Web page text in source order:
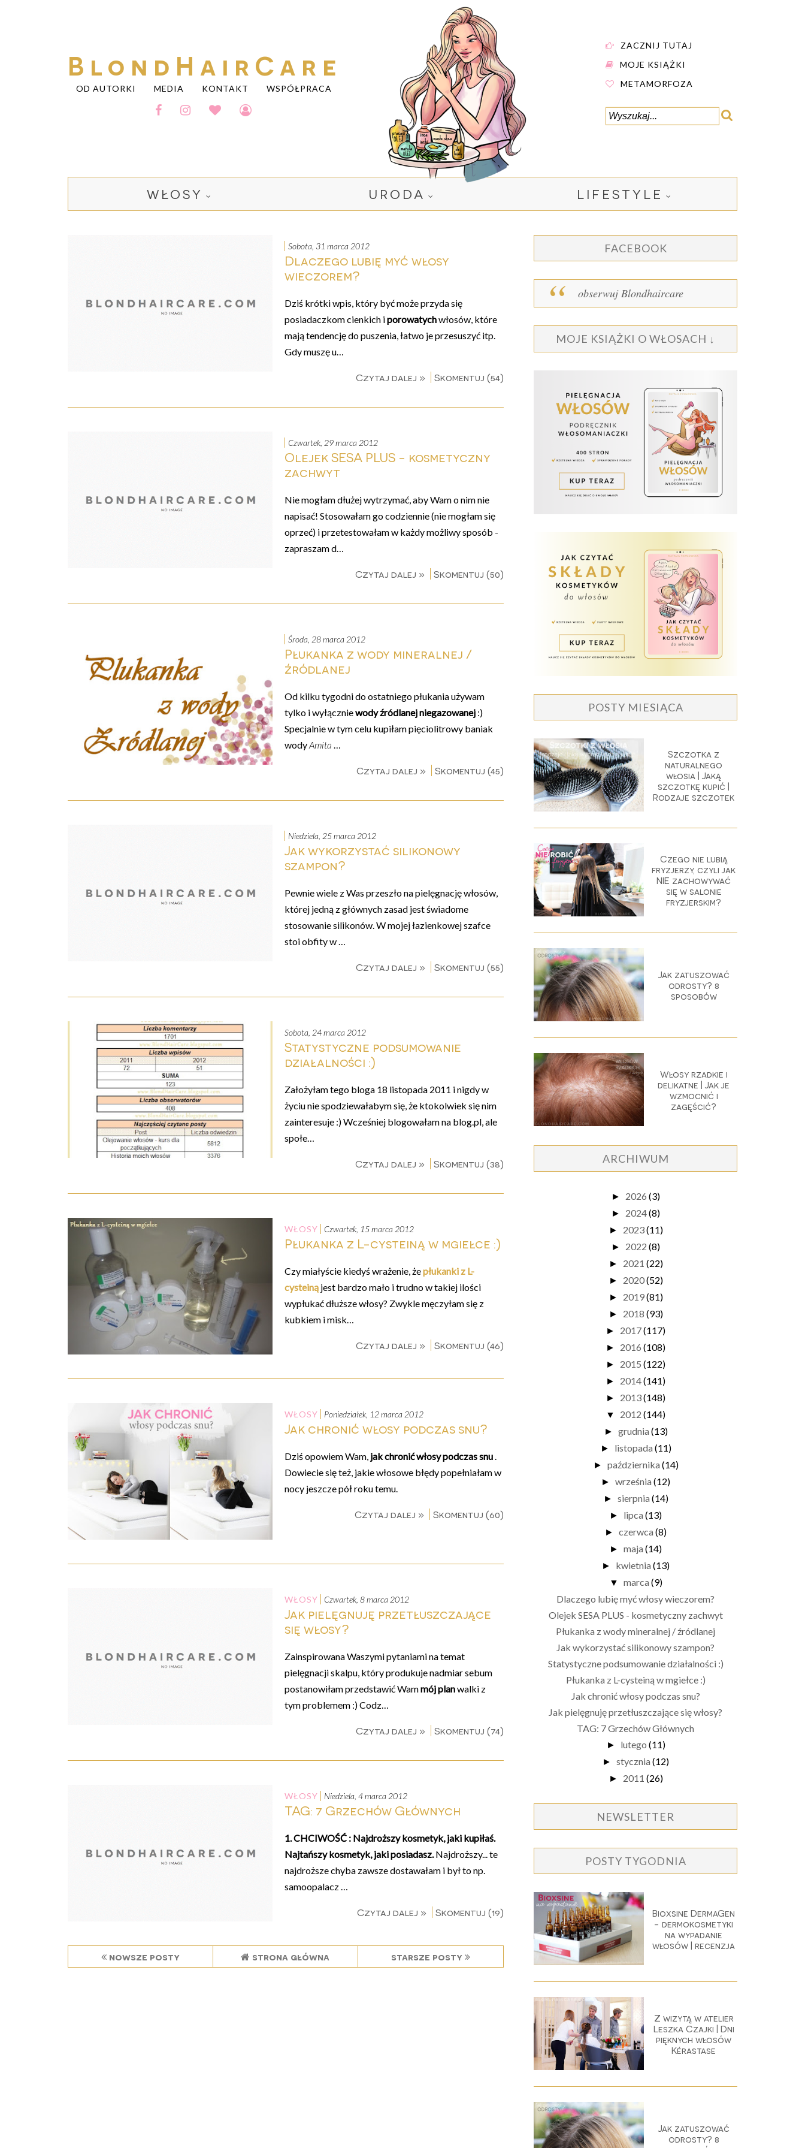
BlondHairCare
OD AUTORKI MEDIA KONTAKT WSPÓŁPRACA
ZACZNIJ TUTAJ
MOJE KSIĄŻKI
METAMORFOZA
WŁOSY URODA LIFESTYLE
sobota, 31 marca 2012
Dlaczego lubię myć włosy
wieczorem?
Dziś krótki wpis, który być może przyda się
posiadaczkom cienkich iporowatychwłosów, które
mają tendencję do puszenia, łatwo je przesuszyć itp.
Gdy muszę u…
Czytaj dalej » Skomentuj (54)
czwartek, 29 marca 2012
Olejek SESA PLUS - kosmetyczny
zachwyt
Nie mogłam dłużej wytrzymać, aby Wam o nim nie
napisać! Stosowałam go codziennie (nie mogłam się
oprzeć) i przetestowałam w każdy możliwy sposób -
zapraszam d…
Czytaj dalej » Skomentuj (50)
środa, 28 marca 2012
Płukanka z wody mineralnej /
źródlanej
Od kilku tygodni do ostatniego płukania używam
tylko i wyłączniewody źródlanej niegazowanej :)
Specjalnie w tym celu kupiłam pięciolitrowy baniak
wodyAmita…
Czytaj dalej » Skomentuj (45)
niedziela, 25 marca 2012
Jak wykorzystać silikonowy
szampon?
Pewnie wiele z Was przeszło na pielęgnację włosów,
której jedną z głównych zasad jest świadome
stosowanie silikonów. W mojej łazienkowej szafce
stoi obfity w …
Czytaj dalej » Skomentuj (55)
sobota, 24 marca 2012
Statystyczne podsumowanie
działalności :)
Założyłam tego bloga 18 listopada 2011 i nigdy w
życiu nie spodziewałabym się, że ktokolwiek się nim
zainteresuje :) Wcześniej blogowałam na blog.pl, ale
społe…
Czytaj dalej » Skomentuj (38)
WŁOSY czwartek, 15 marca 2012
Płukanka z L-cysteiną w mgiełce :)
Czy miałyście kiedyś wrażenie, żepłukanki z L-
cysteiną jest bardzo mało i trudno w takiej ilości
wypłukać dłuższe włosy? Zwykle męczyłam się z
kubkiem i misk…
Czytaj dalej » Skomentuj (46)
WŁOSY poniedziałek, 12 marca 2012
Jak chronić włosy podczas snu?
Dziś opowiem Wam, jak chronić włosy podczas snu
Dowiecie się też, jakie włosowe błędy popełniałam w
nocy jeszcze pół roku temu.
Czytaj dalej » Skomentuj (60)
WŁOSY czwartek, 8 marca 2012
Jak pielęgnuję przetłuszczające
się włosy?
Zainspirowana Waszymi pytaniami na temat
pielęgnacji skalpu, który produkuje nadmiar sebum
postanowiłam przedstawić Wammój planwalki z
tym problemem :) Codz…
Czytaj dalej » Skomentuj (74)
WŁOSY niedziela, 4 marca 2012
TAG: 7 Grzechów Głównych
1. CHCIWOŚĆ : Najdroższy kosmetyk, jaki kupiłaś.
Najtańszy kosmetyk, jaki posiadasz. Najdroższy... te
najdroższe chyba zawsze dostawałam i był to np.
samoopalacz …
Czytaj dalej » Skomentuj (19)
nowsze posty strona główna starsze posty
FACEBOOK
obserwuj Blondhaircare
MOJE KSIĄŻKI O WŁOSACH ↓
POSTY MIESIĄCA
Szczotka z
naturalnego
włosia | Jaką
szczotkę kupić |
Rodzaje szczotek
Czego nie lubią
fryzjerzy, czyli jak
NIE zachowywać
się w salonie
fryzjerskim?
Jak zatuszować
odrosty? 8
sposobów
Włosy rzadkie i
delikatne | Jak je
wzmocnić i
zagęścić?
ARCHIWUM
► 2026 (3)
► 2024(8)
► 2023(11)
► 2022 (8)
► 2021 (22)
► 2020(52)
► 2019(81)
► 2018 (93)
► 2017(117)
► 2016 (108)
► 2015 (122)
► 2014(141)
► 2013(148)
▼ 2012 (144)
► grudnia (13)
► listopada (11)
► października (14)
► września (12)
► sierpnia (14)
► lipca (13)
► czerwca (8)
► maja (14)
► kwietnia (13)
▼ marca (9)
Dlaczego lubię myć włosy wieczorem?
Olejek SESA PLUS - kosmetyczny zachwyt
Płukanka z wody mineralnej / źródlanej
Jak wykorzystać silikonowy szampon?
Statystyczne podsumowanie działalności :)
Płukanka z L-cysteiną w mgiełce :)
Jak chronić włosy podczas snu?
Jak pielęgnuję przetłuszczające się włosy?
TAG: 7 Grzechów Głównych
► lutego (11)
► stycznia (12)
► 2011 (26)
NEWSLETTER
POSTY TYGODNIA
Bioxsine DermaGen
- dermokosmetyki
na wypadanie
włosów | recenzja
Z wizytą w atelier
Leszka Czajki | Dni
pięknych włosów
Kérastase
Jak zatuszować
odrosty? 8